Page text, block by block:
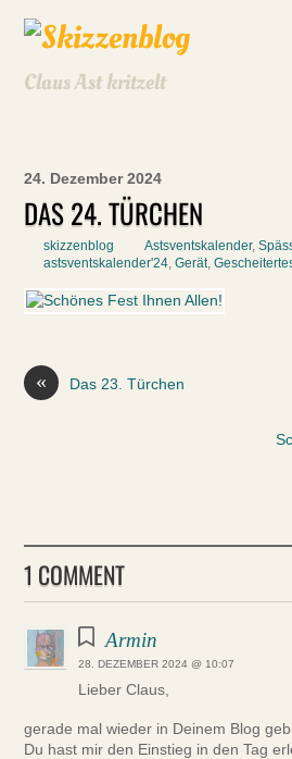
Claus Ast kritzelt
24. Dezember 2024
DAS 24. TÜRCHEN
skizzenblog Astsventskalender,
astsventskalender'24,Gerät,
« Das 23. Türchen
1 COMMENT
Armin
28. DEZEMBER 2024 @ 10:07
Lieber Claus,
gerade mal wieder in Deinem Blog
Du hast mir den Einstieg in den Tag